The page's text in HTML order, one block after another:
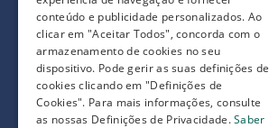
menstruais,
tampões
Incontinência
Perguntas frequentes
Termos e condições
Prazos de devolução e trocas
Definições de Privacidade
conteúdo e publicidade personalizados. Ao
clicar em "Aceitar Todos", concorda com o
armazenamento de cookies no seu
dispositivo. Pode gerir as suas definições de
cookies clicando em "Definições de
Cookies". Para mais informações, consulte
as nossas Definições de Privacidade.Saber